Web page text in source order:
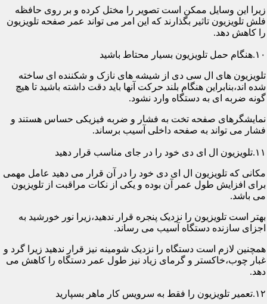
زیرا این وسایل ممکن است تصویر را مختل کرده و بر روی حافظه
فلش تلویزیون تاثیر بگذارند که این امر می تواند عمر صفحه تلویزیون
را کاهش دهد.
۱۰.هنگام حمل تلویزیون بسیار محتاط باشید
تلویزیون های ال سی دی از شیشه های نازک و شکننده ای ساخته
شده اند،بنابراین هنگام بلند حرکت آنها باید دقت داشته باشید تا هیچ
گونه ضربه ای به دستگاه وارد نشود.
نمایشگرهای صفحه تخت به فشار و ضربه فیزیکی حساس هستند و
فشار می تواند به صفحه داخلی آسیب برساند.
۱۱.تلویزیون ال ای دی خود را در جای مناسب قرار دهید
مکانی که تلویزیون ال ای دی خود را در آن قرار می دهید عامل مهمی
برای افزایش طول عمر آن بوده و یکی از نکات مراقبت از تلویزیون
می باشد.
بهتر است تلویزیون را نزدیک پنجره قرار ندهید،زیرا نور خورشید به
اجزای سازنده دستگاه آسیب می رساند.
همچنین لازم است دستگاه را نزدیک شومینه نیز قرار ندهید زیرا گرد و
غبار چوب،خاکستر و گرمای زیاد نیز طول عمر دستگاه را کاهش می
دهد.
۱۲.تعمیر تلویزیون را فقط به سرویس کار ماهر بسپارید